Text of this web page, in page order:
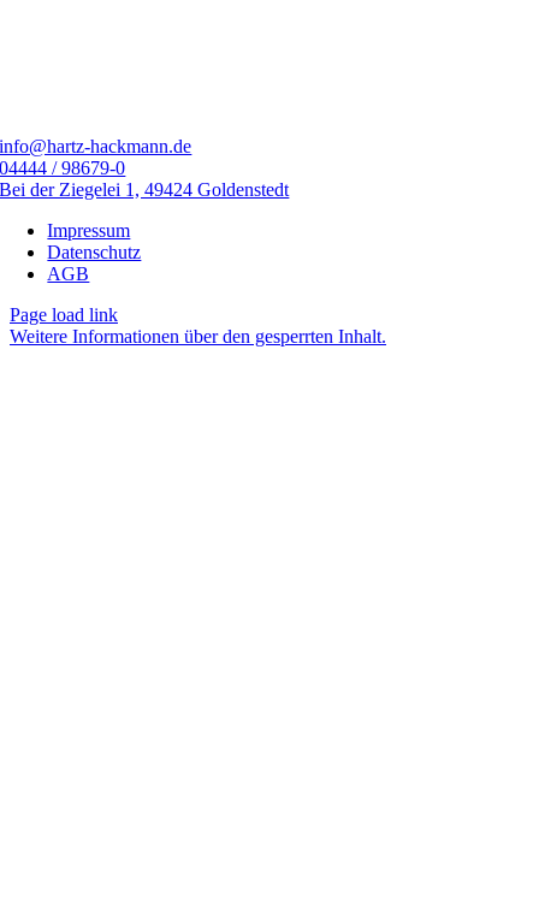
info@hartz-hackmann.de
04444 / 98679-0
Bei der Ziegelei 1, 49424 Goldenstedt
Impressum
Datenschutz
AGB
Page load link
Weitere Informationen über den gesperrten Inhalt.